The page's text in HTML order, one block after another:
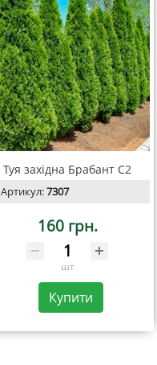
Туя західна Брабант С2
Артикул:7307
160 грн.
шт
Купити